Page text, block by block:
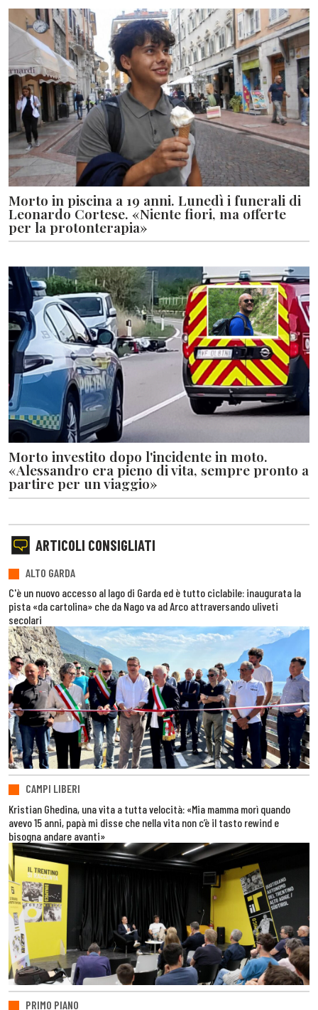
Morto in piscina a 19 anni. Lunedì i funerali di
Leonardo Cortese. «Niente fiori, ma offerte
per la protonterapia»
Morto investito dopo l'incidente in moto.
«Alessandro era pieno di vita, sempre pronto a
partire per un viaggio»
ARTICOLI CONSIGLIATI
ALTO GARDA
C'è un nuovo accesso al lago di Garda ed è tutto ciclabile: inaugurata la
pista «da cartolina» che da Nago va ad Arco attraversando uliveti
secolari
CAMPI LIBERI
Kristian Ghedina, una vita a tutta velocità: «Mia mamma morì quando
avevo 15 anni, papà mi disse che nella vita non c’è il tasto rewind e
bisogna andare avanti»
PRIMO PIANO